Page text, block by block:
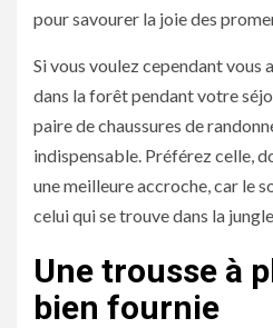
pour savourer la joie des
Si vous voulez cependant vous
dans la forêt pendant votre
paire de chaussures de
indispensable. Préférez celle,
une meilleure accroche, car le
celui qui se trouve dans la
Une trousse à
bien fournie